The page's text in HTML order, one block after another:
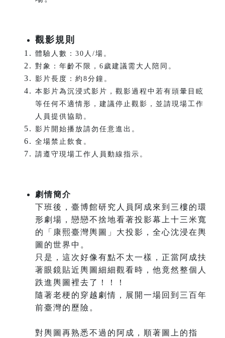
觀影規則
體驗人數：30人/場。
對象：年齡不限，6歲建議需大人陪同。
影片長度：約8分鐘。
本影片為沉浸式影片，觀影過程中若有頭暈目眩
等任何不適情形，建議停止觀影，並請現場工作
人員提供協助。
影片開始播放請勿任意進出。
全場禁止飲食。
請遵守現場工作人員動線指示。
劇情簡介
下班後，臺博館研究人員阿成來到三樓的環
形劇場，戀戀不捨地看著投影幕上十三米寬
的「康熙臺灣輿圖」大投影，全心沈浸在輿
圖的世界中。
只是，這次好像有點不太一樣，正當阿成扶
著眼鏡貼近輿圖細細觀看時，他竟然整個人
跌進輿圖裡去了！！！
隨著老梗的穿越劇情，展開一場回到三百年
前臺灣的歷險。
對輿圖再熟悉不過的阿成，順著圖上的指